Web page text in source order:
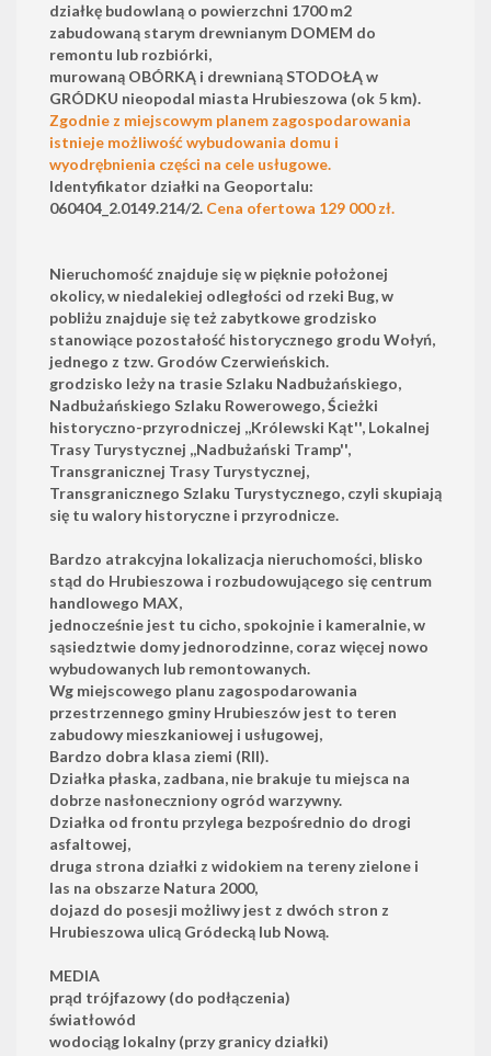
działkę budowlaną o powierzchni 1700 m2
zabudowaną starym drewnianym DOMEM do
remontu lub rozbiórki,
murowaną OBÓRKĄ i drewnianą STODOŁĄ w
GRÓDKU nieopodal miasta Hrubieszowa (ok 5 km).
Zgodnie z miejscowym planem zagospodarowania
istnieje możliwość wybudowania domu i
wyodrębnienia części na cele usługowe.
Identyfikator działki na Geoportalu:
060404_2.0149.214/2. Cena ofertowa 129 000 zł.
Nieruchomość znajduje się w pięknie położonej
okolicy, w niedalekiej odległości od rzeki Bug, w
pobliżu znajduje się też zabytkowe grodzisko
stanowiące pozostałość historycznego grodu Wołyń,
jednego z tzw. Grodów Czerwieńskich.
grodzisko leży na trasie Szlaku Nadbużańskiego,
Nadbużańskiego Szlaku Rowerowego, Ścieżki
historyczno-przyrodniczej ,,Królewski Kąt'', Lokalnej
Trasy Turystycznej ,,Nadbużański Tramp'',
Transgranicznej Trasy Turystycznej,
Transgranicznego Szlaku Turystycznego, czyli skupiają
się tu walory historyczne i przyrodnicze.
Bardzo atrakcyjna lokalizacja nieruchomości, blisko
stąd do Hrubieszowa i rozbudowującego się centrum
handlowego MAX,
jednocześnie jest tu cicho, spokojnie i kameralnie, w
sąsiedztwie domy jednorodzinne, coraz więcej nowo
wybudowanych lub remontowanych.
Wg miejscowego planu zagospodarowania
przestrzennego gminy Hrubieszów jest to teren
zabudowy mieszkaniowej i usługowej,
Bardzo dobra klasa ziemi (RII).
Działka płaska, zadbana, nie brakuje tu miejsca na
dobrze nasłoneczniony ogród warzywny.
Działka od frontu przylega bezpośrednio do drogi
asfaltowej,
druga strona działki z widokiem na tereny zielone i
las na obszarze Natura 2000,
dojazd do posesji możliwy jest z dwóch stron z
Hrubieszowa ulicą Gródecką lub Nową.
MEDIA
prąd trójfazowy (do podłączenia)
światłowód
wodociąg lokalny (przy granicy działki)